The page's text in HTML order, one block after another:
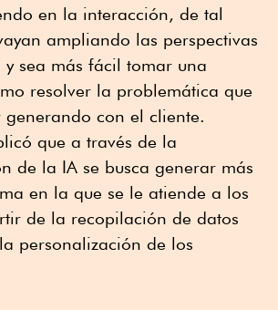
en la interacción, de tal
ampliando las perspectivas
sea más fácil tomar una
resolver la problemática que
generando con el cliente.
que a través de la
de la IA se busca generar más
en la que se le atiende a los
de la recopilación de datos
personalización de los